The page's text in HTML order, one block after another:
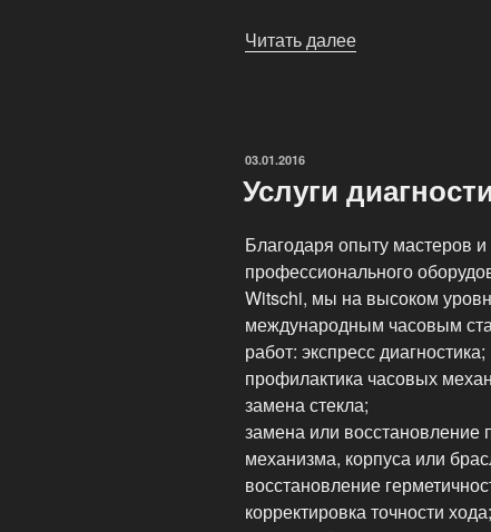
Читать далее
ОПУБЛИКОВАНО
03.01.2016
Услуги
Благодаря опыту мастеров
профессионального
Witschi, мы на высоком
международным часовым
работ: экспресс диагностика;
профилактика часовых
замена стекла;
замена или
механизма, корпуса или
восстановление
корректировка точности хода;